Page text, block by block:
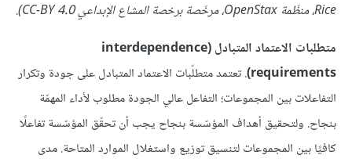
Rice، منظّمة OpenStax، مرخّصة برخصة المشاع الإبداعيّ CC-BY 4.0).
متطلبات الاعتماد المتبادل (interdependence
requirements) . تعتمد متطلّبات الاعتماد المتبادل على جودة وتكرار
التفاعلات بين المجموعات؛ التفاعل عالي الجودة مطلوب لأداء المهمّة
بنجاح. ولتحقيق أهداف المؤسّسة بنجاح يجب أن تحقّق المؤسّسة تفاعلًا
كافيًا بين المجموعات لتنسيق توزيع واستغلال الموارد المتاحة. مدى